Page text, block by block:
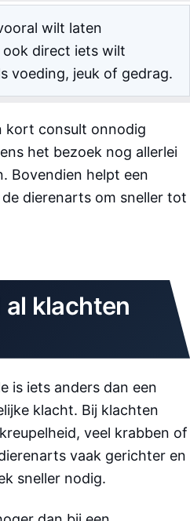
wilt laten
direct iets wilt
voeding, jeuk of gedrag.
kort consult onnodig
het bezoek nog allerlei
Bovendien helpt een
dierenarts om sneller tot
al klachten
is iets anders dan een
klacht. Bij klachten
veel krabben of
vaak gerichter en
sneller nodig.